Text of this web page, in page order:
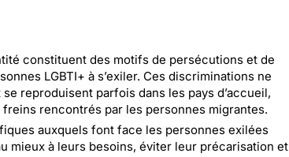
constituent des motifs de persécutions et de
LGBTI+ à s’exiler. Ces discriminations ne
reproduisent parfois dans les pays d’accueil,
freins rencontrés par les personnes migrantes.
auxquels font face les personnes exilées
mieux à leurs besoins, éviter leur précarisation et